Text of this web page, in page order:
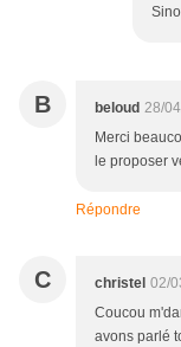
B beloud 28/
Merci
le proposer
Répondre
C christel 02/
Coucou
avons parlé